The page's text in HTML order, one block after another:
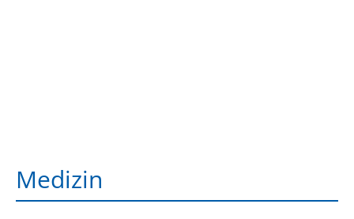
Medizin